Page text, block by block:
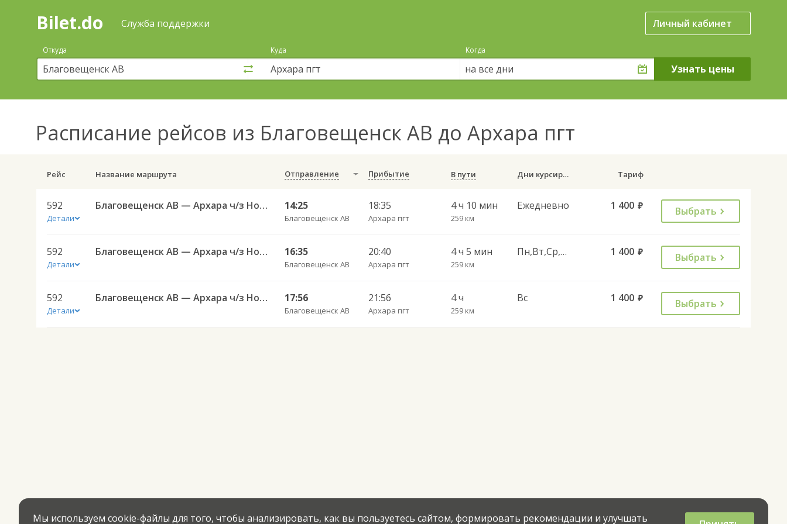
Поиск
покупка
билетов
автобус
онлайн
Bilet.do Служба поддержки Личный кабинет
Откуда Куда Когда
на все дни
Расписание рейсов из Благовещенск АВ до Архара пгт
Рейс Название маршрута Отправление Прибытие В пути Дни курсирования Тариф
592
Детали
Благовещенск АВ — Архара ч/з Новобурейск 592 14:25
Благовещенск АВ
18:35
Архара пгт
4 ч 10 мин
259 км
Ежедневно 1 400 руб. Выбрать
592
Детали
Благовещенск АВ — Архара ч/з Новобурейск 592 16:35
Благовещенск АВ
20:40
Архара пгт
4 ч 5 мин
259 км
Пн,Вт,Ср,Чт,Пт,Сб 1 400 руб. Выбрать
592
Детали
Благовещенск АВ — Архара ч/з Новобурейск 592 17:56
Благовещенск АВ
21:56
Архара пгт
4 ч
259 км
Вс 1 400 руб. Выбрать
Мы используем cookie-файлы для того, чтобы анализировать, как вы пользуетесь сайтом, формировать рекомендации и улучшать